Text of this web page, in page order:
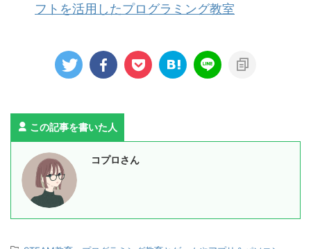
フトを活用したプログラミング教室
この記事を書いた人
コプロさん